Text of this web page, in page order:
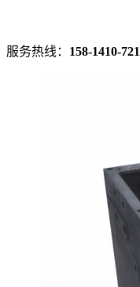
服务热线： 158-1410-